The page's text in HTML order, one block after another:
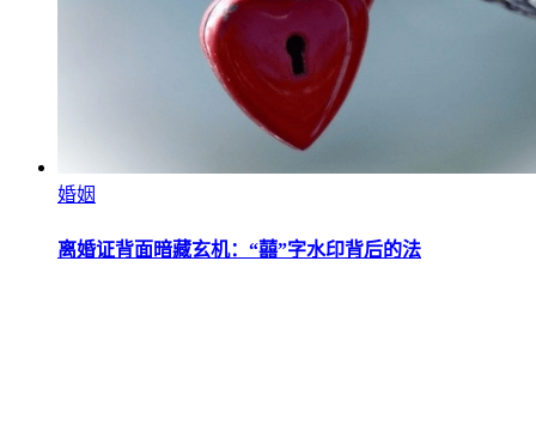
婚姻
离婚证背面暗藏玄机：“囍”字水印背后的法